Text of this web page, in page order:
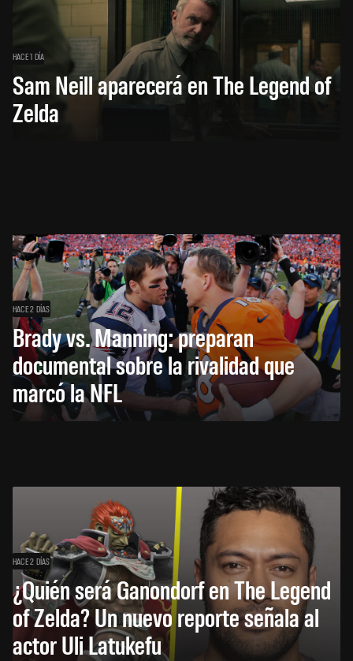
HACE 1 DÍA
Sam Neill aparecerá en The Legend of
Zelda
HACE 2 DÍAS
Brady vs. Manning: preparan
documental sobre la rivalidad que
marcó la NFL
HACE 2 DÍAS
¿Quién será Ganondorf en The Legend
of Zelda? Un nuevo reporte señala al
actor Uli Latukefu